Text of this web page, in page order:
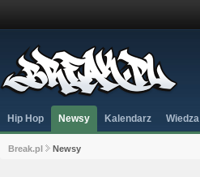
Hip Hop Newsy Kalendarz Wiedza
Break.pl Newsy